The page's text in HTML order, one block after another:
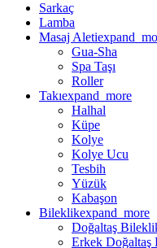
Sarkaç
Lamba
Masaj Aleti
Gua-Sha
Spa Taşı
Roller
Takıexpand_more
Halhal
Küpe
Kolye
Kolye Ucu
Tesbih
Yüzük
Kabaşon
Bileklikexpand_more
Doğaltaş
Erkek